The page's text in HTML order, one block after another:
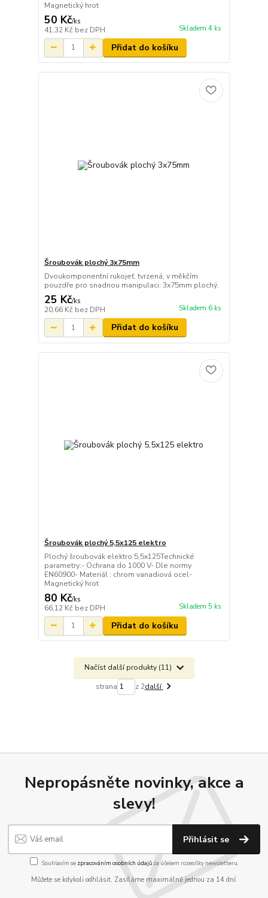
Magnetický hrot
50 Kč/ks
41,32 Kč bez DPH Skladem 4 ks
Přidat do košíku
Šroubovák plochý 3x75mm
Dvoukomponentní rukojeť, tvrzená, v měkčím
pouzdře pro snadnou manipulaci. 3x75mm plochý.
25 Kč/ks
20,66 Kč bez DPH Skladem 6 ks
Přidat do košíku
Šroubovák plochý 5,5x125 elektro
Plochý šroubovák elektro 5,5x125Technické
parametry:- Ochrana do 1000 V- Dle normy
EN60900- Materiál : chrom vanadiová ocel-
Magnetický hrot
80 Kč/ks
66,12 Kč bez DPH Skladem 5 ks
Přidat do košíku
Načíst další produkty (11)
strana z 2další
Nepropásněte novinky, akce a
slevy!
Přihlásit se
Souhlasím se zpracováním osobních údajůza účelem rozesílky newsletteru.
Můžete se kdykoli odhlásit. Zasíláme maximálně jednou za 14 dní.